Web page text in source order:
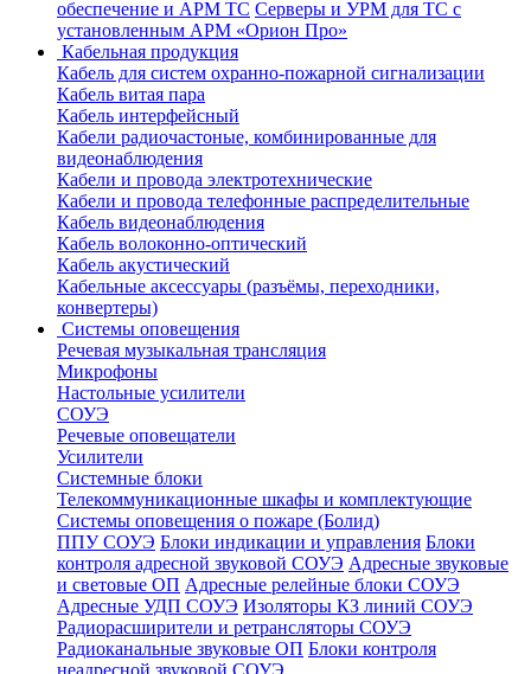
обеспечение и АРМ ТС Серверы и УРМ для ТС с
установленным АРМ «Орион Про»
Кабельная продукция
Кабель для систем охранно-пожарной сигнализации
Кабель витая пара
Кабель интерфейсный
Кабели радиочастоные, комбинированные для
видеонаблюдения
Кабели и провода электротехнические
Кабели и провода телефонные распределительные
Кабель видеонаблюдения
Кабель волоконно-оптический
Кабель акустический
Кабельные аксессуары (разъёмы, переходники,
конвертеры)
Системы оповещения
Речевая музыкальная трансляция
Микрофоны
Настольные усилители
СОУЭ
Речевые оповещатели
Усилители
Системные блоки
Телекоммуникационные шкафы и комплектующие
Системы оповещения о пожаре (Болид)
ППУ СОУЭ Блоки индикации и управления Блоки
контроля адресной звуковой СОУЭ Адресные звуковые
и световые ОП Адресные релейные блоки СОУЭ
Адресные УДП СОУЭ Изоляторы КЗ линий СОУЭ
Радиорасширители и ретрансляторы СОУЭ
Радиоканальные звуковые ОП Блоки контроля
неадресной звуковой СОУЭ